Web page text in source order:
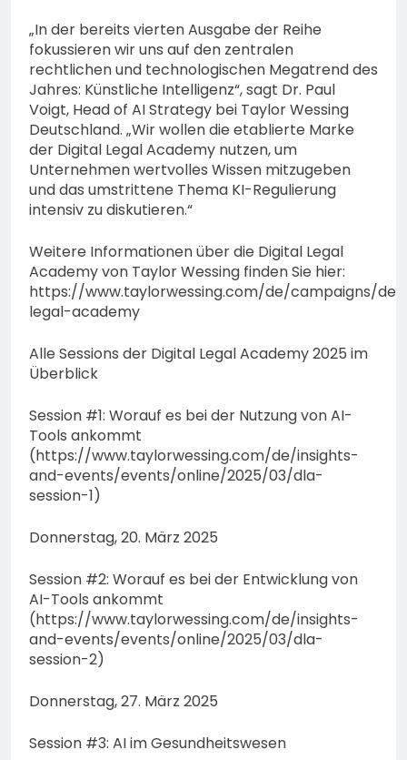
„In der bereits vierten Ausgabe der Reihe
fokussieren wir uns auf den zentralen
rechtlichen und technologischen Megatrend des
Jahres: Künstliche Intelligenz“, sagt Dr. Paul
Voigt, Head of AI Strategy bei Taylor Wessing
Deutschland. „Wir wollen die etablierte Marke
der Digital Legal Academy nutzen, um
Unternehmen wertvolles Wissen mitzugeben
und das umstrittene Thema KI-Regulierung
intensiv zu diskutieren.“
Weitere Informationen über die Digital Legal
Academy von Taylor Wessing finden Sie hier:
https://www.taylorwessing.com/de/campaigns/
legal-academy
Alle Sessions der Digital Legal Academy 2025 im
Überblick
Session #1: Worauf es bei der Nutzung von AI-
Tools ankommt
(https://www.taylorwessing.com/de/insights-
and-events/events/online/2025/03/dla-
session-1)
Donnerstag, 20. März 2025
Session #2: Worauf es bei der Entwicklung von
AI-Tools ankommt
(https://www.taylorwessing.com/de/insights-
and-events/events/online/2025/03/dla-
session-2)
Donnerstag, 27. März 2025
Session #3: AI im Gesundheitswesen